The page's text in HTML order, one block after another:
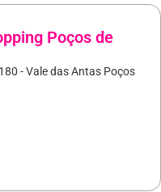
Poços de
- Vale das Antas Poços